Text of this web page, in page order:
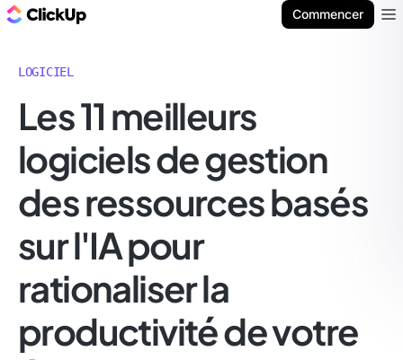
Commencer
LOGICIEL
Les 11 meilleurs
logiciels de gestion
des ressources basés
sur l'IA pour
rationaliser la
productivité de votre